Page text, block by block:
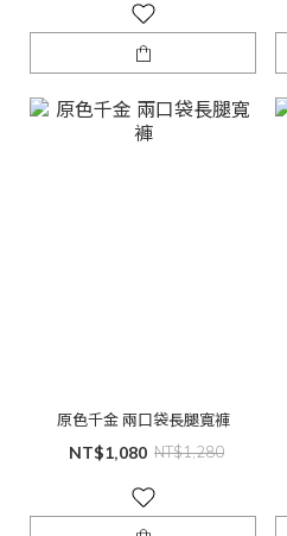
原色千金 兩口袋長腿寬褲
NT$1,080 NT$1,280